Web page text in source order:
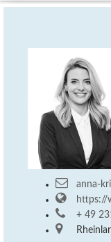
anna-
https://
+ 49